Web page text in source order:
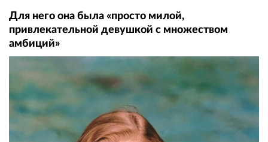
Для него она была «просто милой,
привлекательной девушкой с множеством
амбиций»